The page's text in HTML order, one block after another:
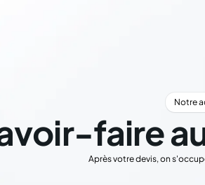
Notre
faire
Après votre devis, on